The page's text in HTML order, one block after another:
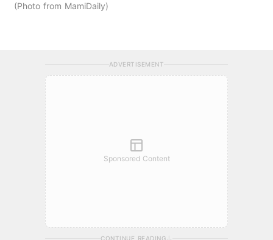
Photo from MamiDaily
ADVERTISEMENT
Sponsored Content
CONTINUE READING